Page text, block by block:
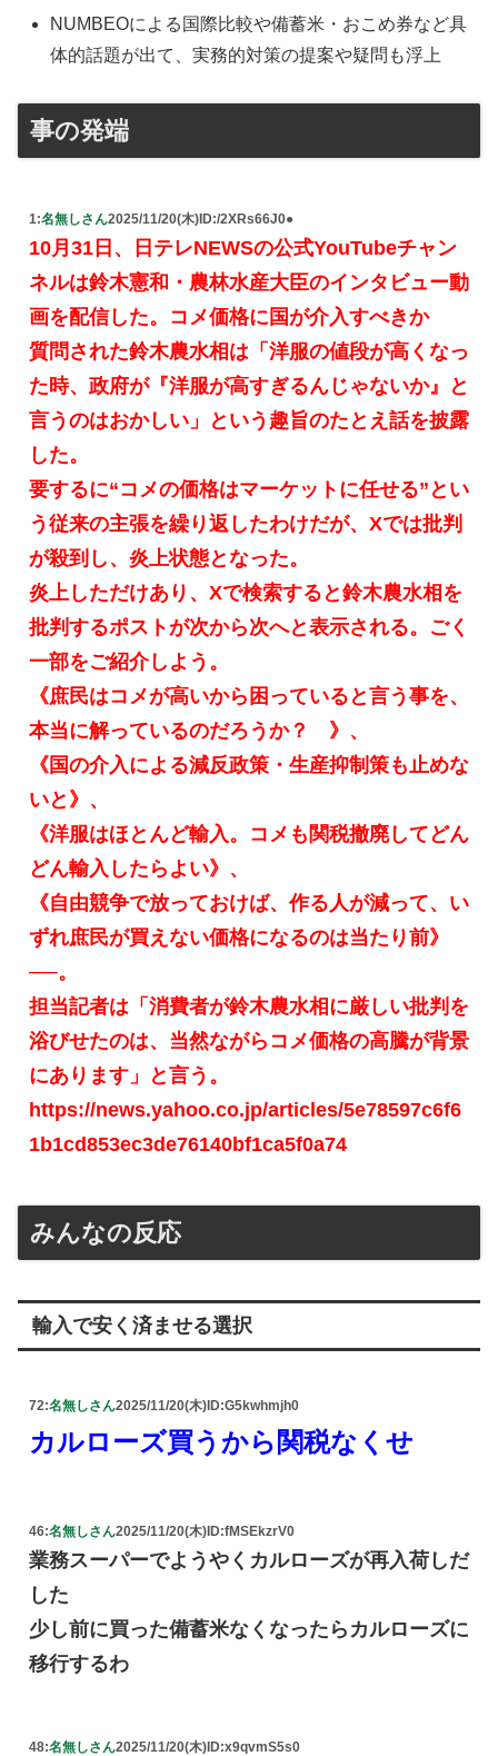
NUMBEOによる国際比較や備蓄米・おこめ券など具
体的話題が出て、実務的対策の提案や疑問も浮上
事の発端
1:名無しさん2025/11/20(木) ID:/2XRs66J0●
10月31日、日テレNEWSの公式YouTubeチャン
ネルは鈴木憲和・農林水産大臣のインタビュー動
画を配信した。コメ価格に国が介入すべきか
質問された鈴木農水相は「洋服の値段が高くなっ
た時、政府が『洋服が高すぎるんじゃないか』と
言うのはおかしい」という趣旨のたとえ話を披露
した。
要するに“コメの価格はマーケットに任せる”とい
う従来の主張を繰り返したわけだが、Xでは批判
が殺到し、炎上状態となった。
炎上しただけあり、Xで検索すると鈴木農水相を
批判するポストが次から次へと表示される。ごく
一部をご紹介しよう。
《庶民はコメが高いから困っていると言う事を、
本当に解っているのだろうか？ 》、
《国の介入による減反政策・生産抑制策も止めな
いと》、
《洋服はほとんど輸入。コメも関税撤廃してどん
どん輸入したらよい》、
《自由競争で放っておけば、作る人が減って、い
ずれ庶民が買えない価格になるのは当たり前》
──。
担当記者は「消費者が鈴木農水相に厳しい批判を
浴びせたのは、当然ながらコメ価格の高騰が背景
にあります」と言う。
https://news.yahoo.co.jp/articles/5e78597c6f6
1b1cd853ec3de76140bf1ca5f0a74
みんなの反応
輸入で安く済ませる選択
72:名無しさん2025/11/20(木) ID:G5kwhmjh0
カルローズ買うから関税なくせ
46:名無しさん2025/11/20(木)ID:fMSEkzrV0
業務スーパーでようやくカルローズが再入荷しだ
した
少し前に買った備蓄米なくなったらカルローズに
移行するわ
48:名無しさん2025/11/20(木)ID:x9qvmS5s0